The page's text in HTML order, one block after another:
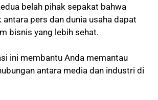
belah pihak sepakat bahwa
antara pers dan dunia usaha dapat
bisnis yang lebih sehat.
ini membantu Anda memantau
antara media dan industri di